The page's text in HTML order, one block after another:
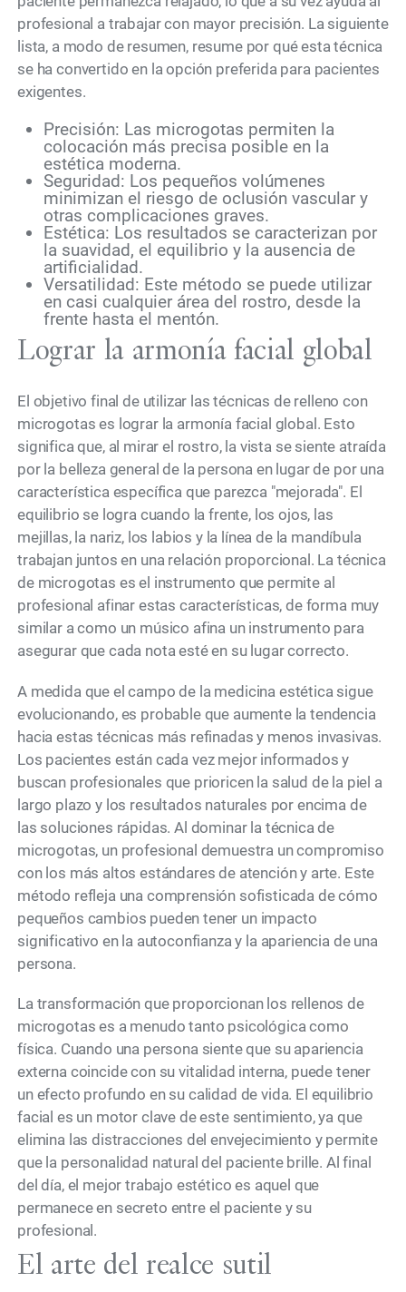
profesional a trabajar con mayor precisión. La siguiente
lista, a modo de resumen, resume por qué esta técnica
se ha convertido en la opción preferida para pacientes
exigentes.
Precisión: Las microgotas permiten la
colocación más precisa posible en la
estética moderna.
Seguridad: Los pequeños volúmenes
minimizan el riesgo de oclusión vascular y
otras complicaciones graves.
Estética: Los resultados se caracterizan por
la suavidad, el equilibrio y la ausencia de
artificialidad.
Versatilidad: Este método se puede utilizar
en casi cualquier área del rostro, desde la
frente hasta el mentón.
Lograr la armonía facial global
El objetivo final de utilizar las técnicas de relleno con
microgotas es lograr la armonía facial global. Esto
significa que, al mirar el rostro, la vista se siente atraída
por la belleza general de la persona en lugar de por una
característica específica que parezca "mejorada". El
equilibrio se logra cuando la frente, los ojos, las
mejillas, la nariz, los labios y la línea de la mandíbula
trabajan juntos en una relación proporcional. La técnica
de microgotas es el instrumento que permite al
profesional afinar estas características, de forma muy
similar a como un músico afina un instrumento para
asegurar que cada nota esté en su lugar correcto.
A medida que el campo de la medicina estética sigue
evolucionando, es probable que aumente la tendencia
hacia estas técnicas más refinadas y menos invasivas.
Los pacientes están cada vez mejor informados y
buscan profesionales que prioricen la salud de la piel a
largo plazo y los resultados naturales por encima de
las soluciones rápidas. Al dominar la técnica de
microgotas, un profesional demuestra un compromiso
con los más altos estándares de atención y arte. Este
método refleja una comprensión sofisticada de cómo
pequeños cambios pueden tener un impacto
significativo en la autoconfianza y la apariencia de una
persona.
La transformación que proporcionan los rellenos de
microgotas es a menudo tanto psicológica como
física. Cuando una persona siente que su apariencia
externa coincide con su vitalidad interna, puede tener
un efecto profundo en su calidad de vida. El equilibrio
facial es un motor clave de este sentimiento, ya que
elimina las distracciones del envejecimiento y permite
que la personalidad natural del paciente brille. Al final
del día, el mejor trabajo estético es aquel que
permanece en secreto entre el paciente y su
profesional.
El arte del realce sutil